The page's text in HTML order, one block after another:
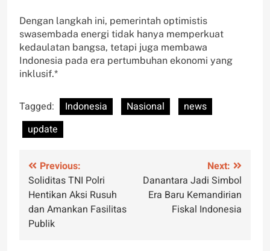
Dengan langkah ini, pemerintah optimistis
swasembada energi tidak hanya memperkuat
kedaulatan bangsa, tetapi juga membawa
Indonesia pada era pertumbuhan ekonomi yang
inklusif.*
Tagged: Indonesia Nasional
news
update
Post
navigation
Previous:
Soliditas TNI Polri
Hentikan Aksi Rusuh
dan Amankan Fasilitas
Publik
Next:
Danantara Jadi Simbol
Era Baru Kemandirian
Fiskal Indonesia